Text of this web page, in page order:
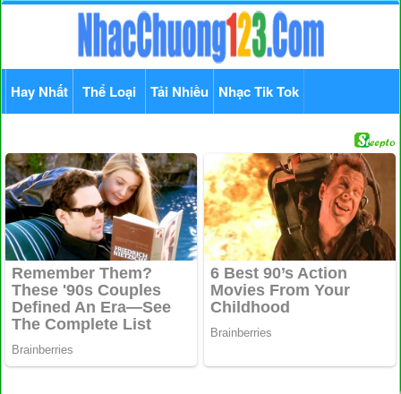
Hay Nhất Thể Loại Tải Nhiều Nhạc Tik Tok